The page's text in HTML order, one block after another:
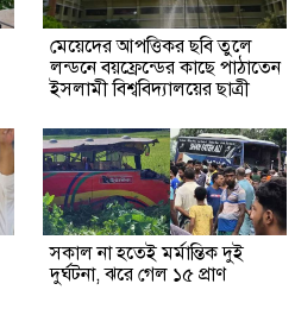
মেয়েদের আপত্তিকর ছবি তুলে
লন্ডনে বয়ফ্রেন্ডের কাছে পাঠাতেন
ইসলামী বিশ্ববিদ্যালয়ের ছাত্রী
সকাল না হতেই মর্মান্তিক দুই
দুর্ঘটনা, ঝরে গেল ১৫ প্রাণ